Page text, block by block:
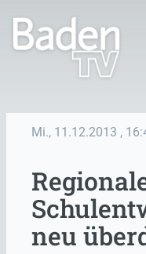
Mi., 11.12.2013 ,
neu